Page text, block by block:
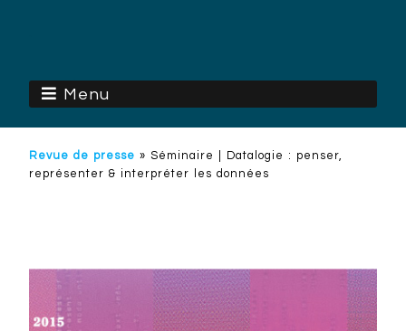
Menu
Revue de presse » Séminaire | Datalogie : penser,
représenter & interpréter les données